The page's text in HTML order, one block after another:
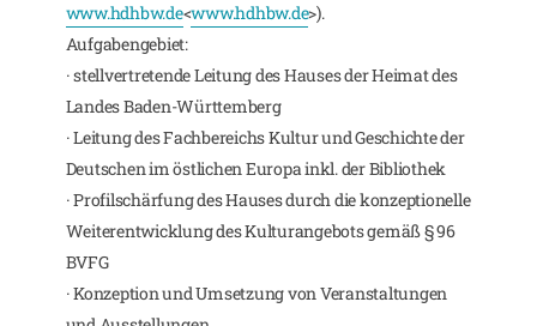
www.hdhbw.de<www.hdhbw.de>).
Aufgabengebiet:
· stellvertretende Leitung des Hauses der Heimat des
Landes Baden-Württemberg
· Leitung des Fachbereichs Kultur und Geschichte der
Deutschen im östlichen Europa inkl. der Bibliothek
· Profilschärfung des Hauses durch die konzeptionelle
Weiterentwicklung des Kulturangebots gemäß § 96
BVFG
· Konzeption und Umsetzung von Veranstaltungen